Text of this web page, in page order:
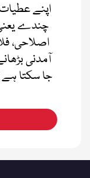
اپنے
چندے یعنی
اصلاحی،
آمدنی
جا سکتا ہے